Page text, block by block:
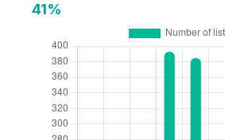
41%